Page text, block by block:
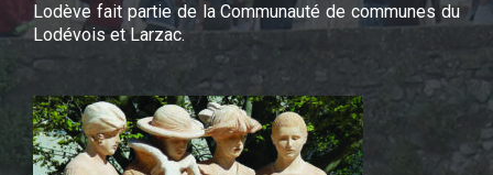
Lodève fait partie de la Communauté de communes du
Lodévois et Larzac.